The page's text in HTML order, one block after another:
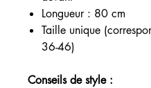
Longueur : 80 cm
Taille unique
36-46)
Conseils de style :